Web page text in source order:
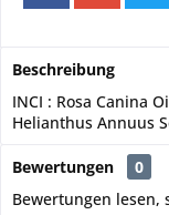
Beschreibung
INCI : Rosa Canina
Helianthus Annuus
Bewertungen
0
Bewertungen